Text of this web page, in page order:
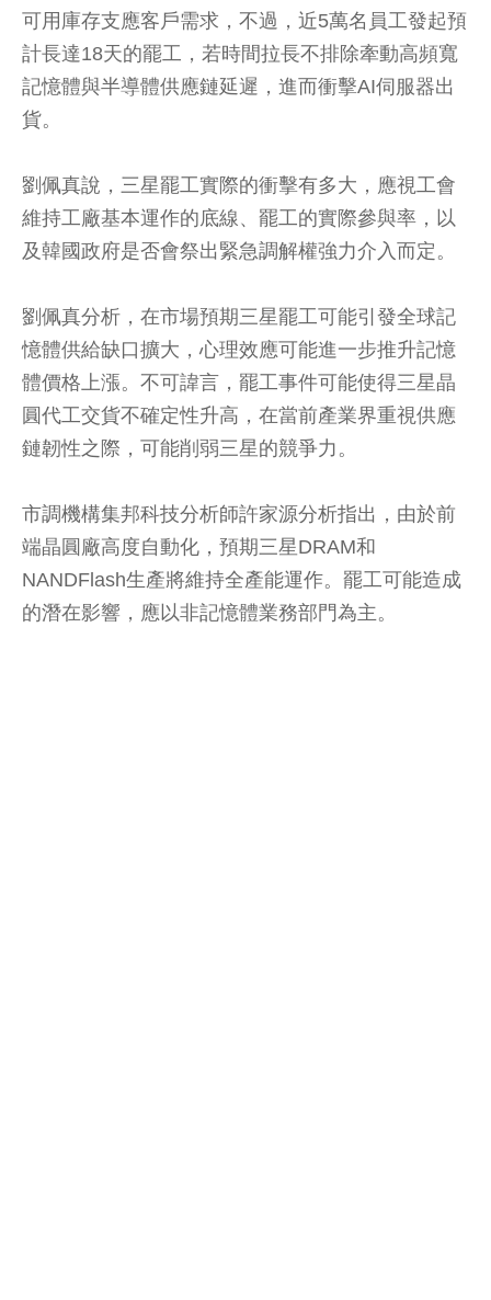
可用庫存支應客戶需求，不過，近5萬名員工發起預
計長達18天的罷工，若時間拉長不排除牽動高頻寬
記憶體與半導體供應鏈延遲，進而衝擊AI伺服器出
貨。
劉佩真說，三星罷工實際的衝擊有多大，應視工會
維持工廠基本運作的底線、罷工的實際參與率，以
及韓國政府是否會祭出緊急調解權強力介入而定。
劉佩真分析，在市場預期三星罷工可能引發全球記
憶體供給缺口擴大，心理效應可能進一步推升記憶
體價格上漲。不可諱言，罷工事件可能使得三星晶
圓代工交貨不確定性升高，在當前產業界重視供應
鏈韌性之際，可能削弱三星的競爭力。
市調機構集邦科技分析師許家源分析指出，由於前
端晶圓廠高度自動化，預期三星DRAM和
NANDFlash生產將維持全產能運作。罷工可能造成
的潛在影響，應以非記憶體業務部門為主。